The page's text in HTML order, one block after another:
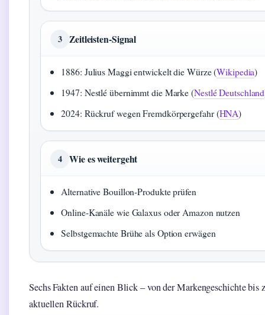
3 Zeitleisten-Signal
1886: Julius Maggi entwickelt die Würze (Wikipedia)
1947: Nestlé übernimmt die Marke (Nestlé Deutschland
2024: Rückruf wegen Fremdkörpergefahr (HNA)
4 Wie es weitergeht
Alternative Bouillon-Produkte prüfen
Online-Kanäle wie Galaxus oder Amazon nutzen
Selbstgemachte Brühe als Option erwägen
Sechs Fakten auf einen Blick – von der Markengeschichte bis
aktuellen Rückruf.